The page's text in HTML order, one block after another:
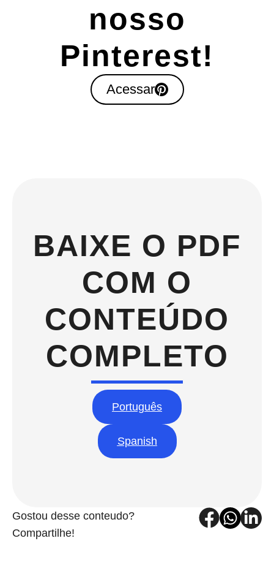
nosso
Pinterest!
Acessar
BAIXE O PDF
COM O
CONTEÚDO
COMPLETO
Português
Spanish
Gostou desse conteudo?
Compartilhe!